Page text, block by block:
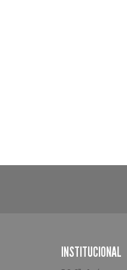
INSTITUCIONAL